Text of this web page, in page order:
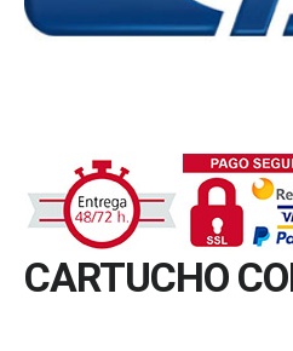
CARTUCHO